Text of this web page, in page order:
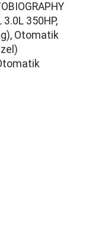
350HP,
Otomatik